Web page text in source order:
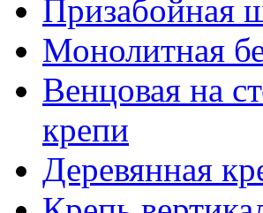
Призабойная
Монолитная
Венцовая на
крепи
Деревянная